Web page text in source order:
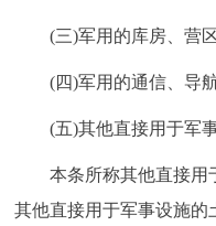
(三)军用的库房、营区
(四)军用的通信、导航
(五)其他直接用于军事
本条所称其他直接用
其他直接用于军事设施的